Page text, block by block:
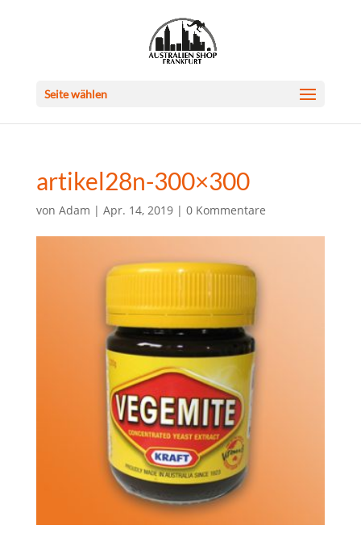
Seite wählen
artikel28n-300×300
von Adam | Apr. 14, 2019| 0 Kommentare